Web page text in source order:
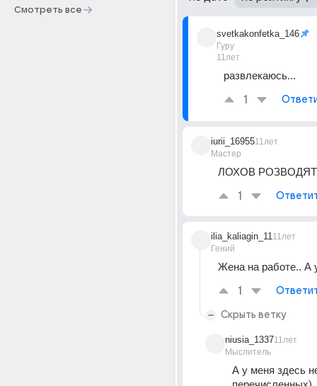
Смотреть все
svetkakonfetka_146
Гуру
11лет
развлекаюсь...
1
iurii_16955
Мастер
11лет
ЛОХОВ
1
ilia_kaliagin_11
Гений
11лет
Жена на работе.. А
1
Скрыть ветку
niusia_1337
Мыслитель
11лет
А у меня здесь